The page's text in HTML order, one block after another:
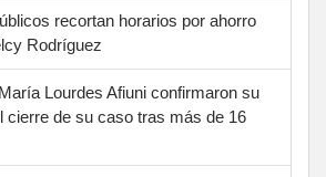
recortan horarios por ahorro
Rodríguez
Lourdes Afiuni confirmaron su
cierre de su caso tras más de 16